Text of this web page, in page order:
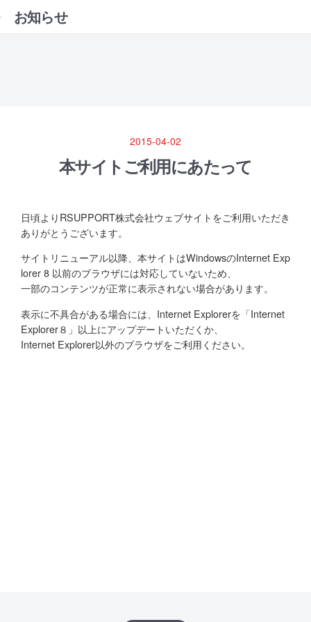
お知らせ
2015-04-02
本サイトご利用にあたって
日頃よりRSUPPORT株式会社ウェブサイトをご利用いただき
ありがとうございます。
サイトリニューアル以降、本サイトはWindowsのInternet Exp
lorer 8 以前のブラウザには対応していないため、
一部のコンテンツが正常に表示されない場合があります。
表示に不具合がある場合には、Internet Explorerを「Internet
Explorer８」以上にアップデートいただくか、
Internet Explorer以外のブラウザをご利用ください。